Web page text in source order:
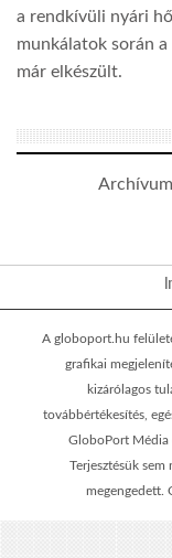
a rendkívüli nyári
munkálatok során
már elkészült.
Archívum
A globoport.hu
grafikai
kizárólagos
továbbértékesítés,
GloboPort Média
Terjesztésük
megengedett.